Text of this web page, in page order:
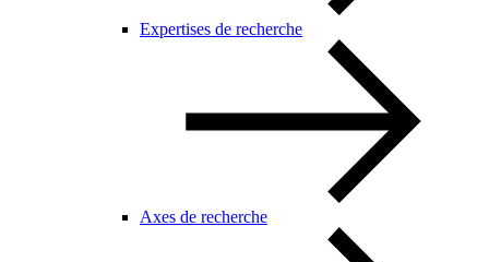
Expertises de recherche
Axes de recherche